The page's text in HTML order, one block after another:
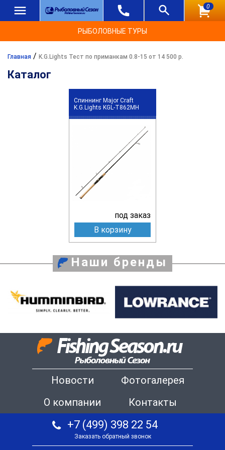
0
РЫБОЛОВНЫЕ ТУРЫ
Главная / K.G.Lights Тест по приманкам 0.8-15 от 14 500 р.
Каталог
Спиннинг Major Craft
K.G.Lights KGL-T862MH
под заказ
В корзину
Наши бренды
Новости
Фотогалерея
О компании
Контакты
+7 (499) 398 22 54
Заказать обратный звонок